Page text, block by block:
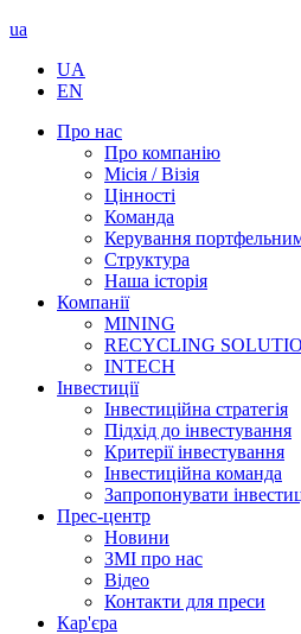
ua
UA
EN
Про нас
Про компанію
Місія / Візія
Цінності
Команда
Керування
Структура
Наша історія
Компанії
MINING
RECYCLING
INTECH
Інвестиції
Інвестиційна стратегія
Підхід до інвестування
Критерії інвестування
Інвестиційна команда
Запропонувати
Прес-центр
Новини
ЗМІ про нас
Відео
Контакти для преси
Кар'єра